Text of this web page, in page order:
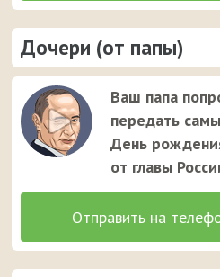
Дочери (от папы)
Ваш папа
передать
День
от главы